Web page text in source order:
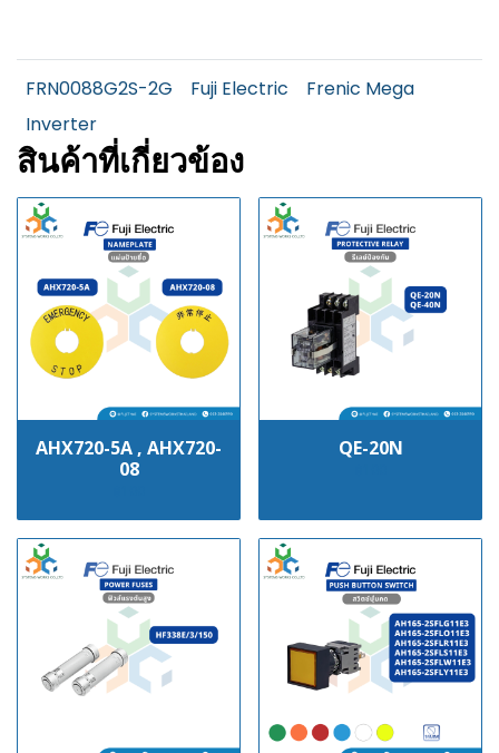
FRN0088G2S-2G Fuji Electric
Frenic Mega
Inverter
สินค้าที่เกี่ยวข้อง
AHX720-5A , AHX720-
08
QE-20N